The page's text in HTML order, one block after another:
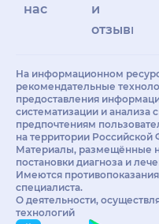
нас
и
отзывы
На информационном
рекомендательные
предоставления
систематизации и анализа
предпочтениям
на территории Российской
Материалы, размещённые
постановки диагноза и
Имеются
специалиста.
О деятельности,
технологий